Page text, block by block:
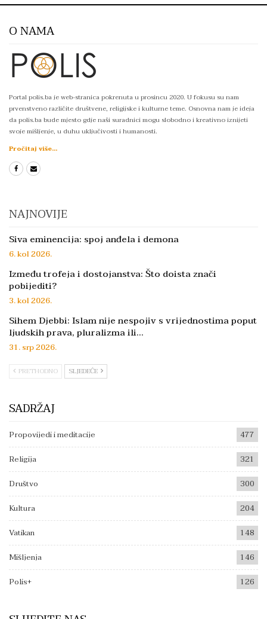
O NAMA
Portal polis.ba je web-stranica pokrenuta u prosincu 2020. U fokusu su nam
prvenstveno različite društvene, religijske i kulturne teme. Osnovna nam je ideja
da polis.ba bude mjesto gdje naši suradnici mogu slobodno i kreativno iznijeti
svoje mišljenje, u duhu uključivosti i humanosti.
Pročitaj više...
NAJNOVIJE
Siva eminencija: spoj anđela i demona
6. kol 2026.
Između trofeja i dostojanstva: Što doista znači
pobijediti?
3. kol 2026.
Sihem Djebbi: Islam nije nespojiv s vrijednostima poput
ljudskih prava, pluralizma ili…
31. srp 2026.
PRETHODNO SLJEDEĆE
SADRŽAJ
Propovijedi i meditacije
477
Religija
321
Društvo
300
Kultura
204
Vatikan
148
Mišljenja
146
Polis+
126